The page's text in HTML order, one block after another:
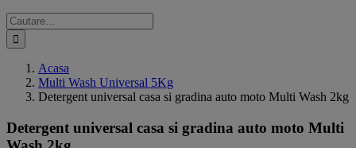
Cautare...
Acasa
Multi Wash Universal 5Kg
Detergent universal casa si gradina auto moto Multi Wash 2kg
Detergent universal casa si gradina auto moto Multi